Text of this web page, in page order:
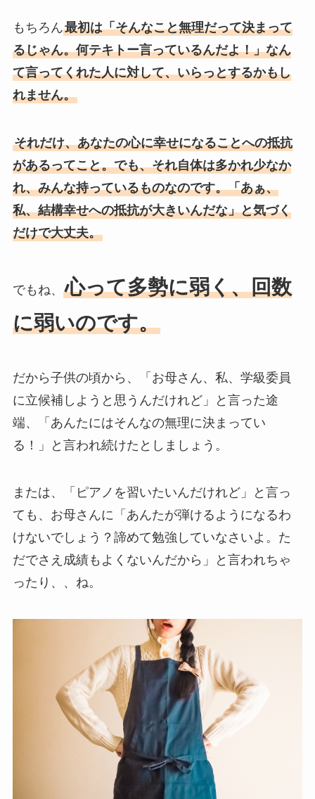
もちろん最初は「そんなこと無理だって決まって
るじゃん。何テキトー言っているんだよ！」なん
て言ってくれた人に対して、いらっとするかもし
れません。
それだけ、あなたの心に幸せになることへの抵抗
があるってこと。でも、それ自体は多かれ少なか
れ、みんな持っているものなのです。「あぁ、
私、結構幸せへの抵抗が大きいんだな」と気づく
だけで大丈夫。
でもね、 心って多勢に弱く、回数
に弱いのです。
だから子供の頃から、「お母さん、私、学級委員
に立候補しようと思うんだけれど」と言った途
端、「あんたにはそんなの無理に決まってい
る！」と言われ続けたとしましょう。
または、「ピアノを習いたいんだけれど」と言っ
ても、お母さんに「あんたが弾けるようになるわ
けないでしょう？諦めて勉強していなさいよ。た
だでさえ成績もよくないんだから」と言われちゃ
ったり、、ね。